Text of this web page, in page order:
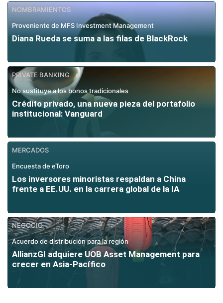
NOMBRAMIENTOS
Proveniente de MFS Investment Management
Diana Rueda se suma a las filas de BlackRock
PRIVATE BANKING
No sustituye a los bonos tradicionales
Crédito privado, una nueva pieza del portafolio
institucional: Vanguard
MERCADOS
Encuesta de eToro
Los inversores minoristas respaldan a China
frente a EE.UU. en la carrera global de la IA
NEGOCIO
Acuerdo de distribución para la región
AllianzGI adquiere UOB Asset Management para
crecer en Asia-Pacífico